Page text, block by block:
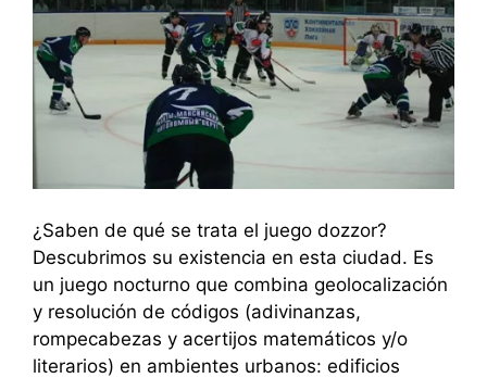
¿Saben de qué se trata el juego dozzor?
Descubrimos su existencia en esta ciudad. Es
un juego nocturno que combina geolocalización
y resolución de códigos (adivinanzas,
rompecabezas y acertijos matemáticos y/o
literarios) en ambientes urbanos: edificios